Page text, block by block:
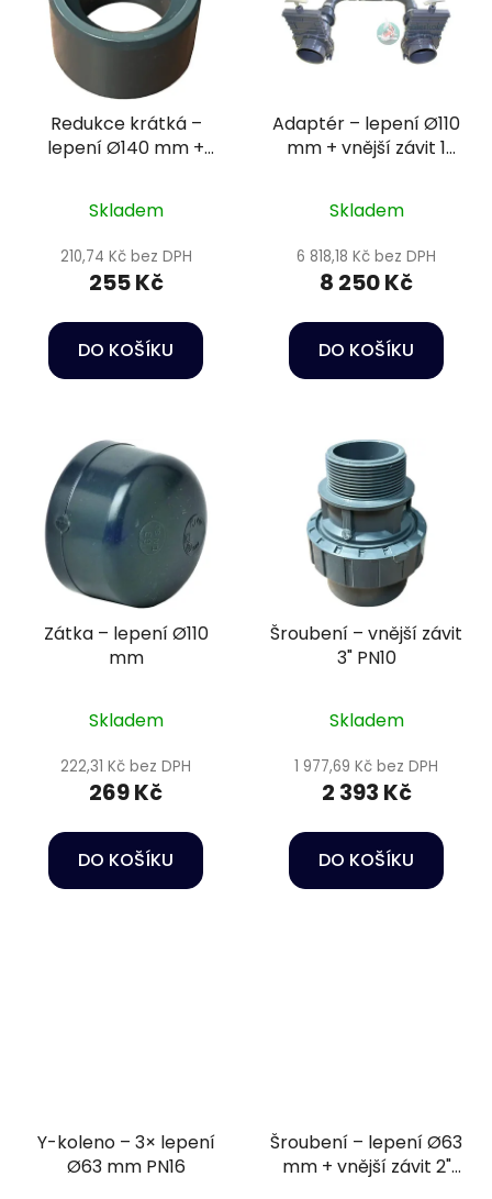
Redukce krátká –
lepení Ø140 mm +
Skladem
210,74 Kč bez DPH
255 Kč
DO KOŠÍKU
Adaptér – lepení Ø110
mm + vnější závit 1
Skladem
6 818,18 Kč bez DPH
8 250 Kč
DO KOŠÍKU
Zátka – lepení Ø110
mm
Skladem
222,31 Kč bez DPH
269 Kč
DO KOŠÍKU
Šroubení – vnější závit
3" PN10
Skladem
1 977,69 Kč bez DPH
2 393 Kč
DO KOŠÍKU
Y-koleno – 3× lepení
Ø63 mm PN16
Šroubení – lepení Ø63
mm + vnější závit 2"